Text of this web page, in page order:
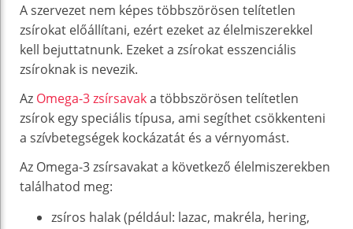
A szervezet nem képes többszörösen telítetlen
zsírokat előállítani, ezért ezeket az élelmiszerekkel
kell bejuttatnunk. Ezeket a zsírokat esszenciális
zsíroknak is nevezik.
Az Omega-3 zsírsavaka többszörösen telítetlen
zsírok egy speciális típusa, ami segíthet csökkenteni
a szívbetegségek kockázatát és a vérnyomást.
Az Omega-3 zsírsavakat a következő élelmiszerekben
találhatod meg:
zsíros halak (például: lazac, makréla, hering,